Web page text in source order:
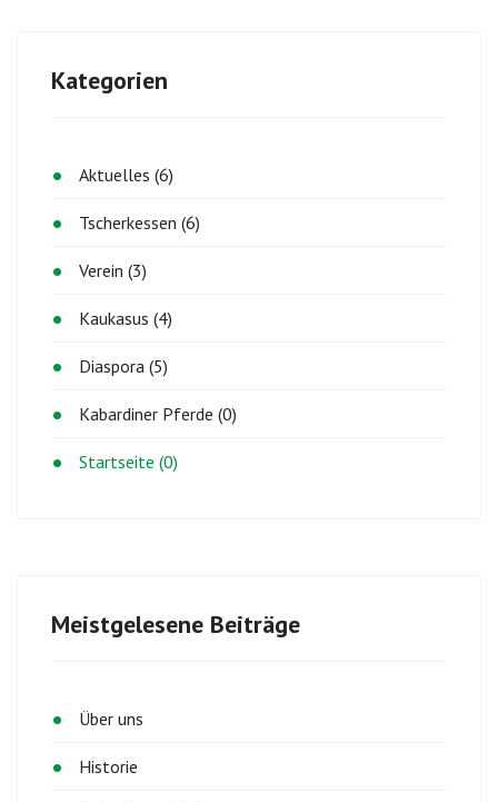
Kategorien
Aktuelles (6)
Tscherkessen (6)
Verein (3)
Kaukasus (4)
Diaspora (5)
Kabardiner Pferde (0)
Startseite (0)
Meistgelesene Beiträge
Über uns
Historie